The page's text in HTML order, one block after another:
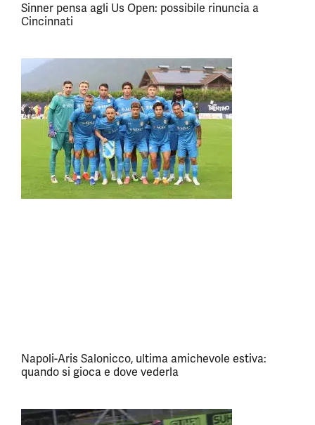
Sinner pensa agli Us Open: possibile rinuncia a
Cincinnati
Napoli-Aris Salonicco, ultima amichevole estiva:
quando si gioca e dove vederla